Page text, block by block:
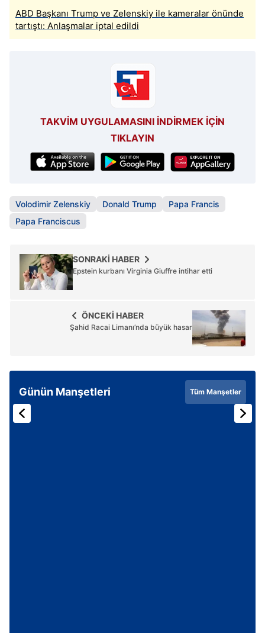
ABD Başkanı Trump ve Zelenskiy ile kameralar önünde
tartıştı: Anlaşmalar iptal edildi
TAKVİM UYGULAMASINI İNDİRMEK İÇİN
TIKLAYIN
Volodimir Zelenskiy Donald Trump
Papa Francis
Papa Franciscus
SONRAKİ HABER
Epstein kurbanı Virginia Giuffre intihar etti
ÖNCEKİ HABER
Şahid Racai Limanı’nda büyük hasar
Günün Manşetleri Tüm Manşetler